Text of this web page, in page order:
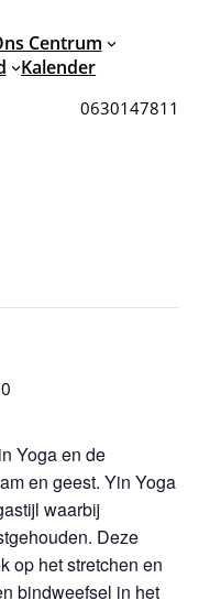
Centrum
Kalender
0630147811
Yoga en de
en geest. Yin Yoga
waarbij
Deze
op het stretchen en
bindweefsel in het